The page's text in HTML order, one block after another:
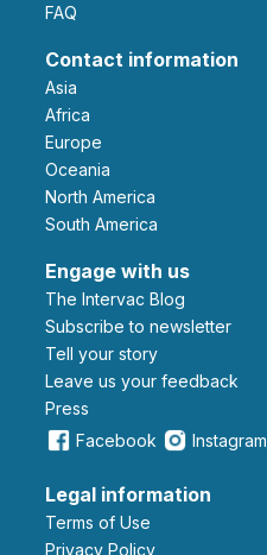
FAQ
Contact information
Asia
Africa
Europe
Oceania
North America
South America
Engage with us
The Intervac Blog
Subscribe to newsletter
Tell your story
leave us your feedback
Press
Facebook
Instagram
Legal information
Terms of Use
Privacy Policy